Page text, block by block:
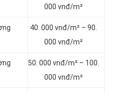
000 vnđ/m²
40. 000 vnđ/m² – 90.
000 vnđ/m²
50. 000 vnđ/m² – 100.
000 vnđ/m²